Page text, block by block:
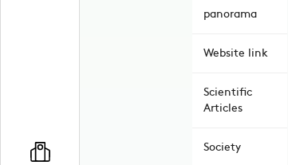
panorama
Website link
Scientific
Articles
Society